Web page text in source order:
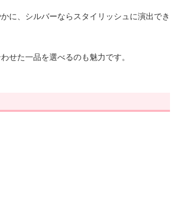
に、シルバーならスタイリッシュに演出でき
せた一品を選べるのも魅力です。